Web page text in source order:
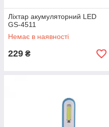
Ліхтар акумуляторний LED
GS-4511
Немає в наявності
229 ₴